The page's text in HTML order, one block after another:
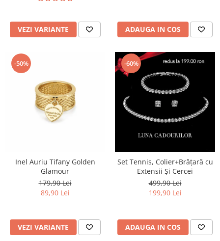
VEZI VARIANTE ADAUGA IN COS
-50%
Inel Auriu Tifany Golden
Glamour
179,90 Lei
89,90 Lei
VEZI VARIANTE
-60%
Set Tennis, Colier+Brățară cu
Extensii Și Cercei
499,90 Lei
199,90 Lei
ADAUGA IN COS